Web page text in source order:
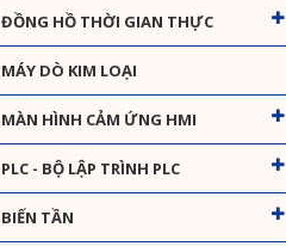
ĐỒNG HỒ THỜI GIAN THỰC
MÁY DÒ KIM LOẠI
MÀN HÌNH CẢM ỨNG HMI
PLC - BỘ LẬP TRÌNH PLC
BIẾN TẦN